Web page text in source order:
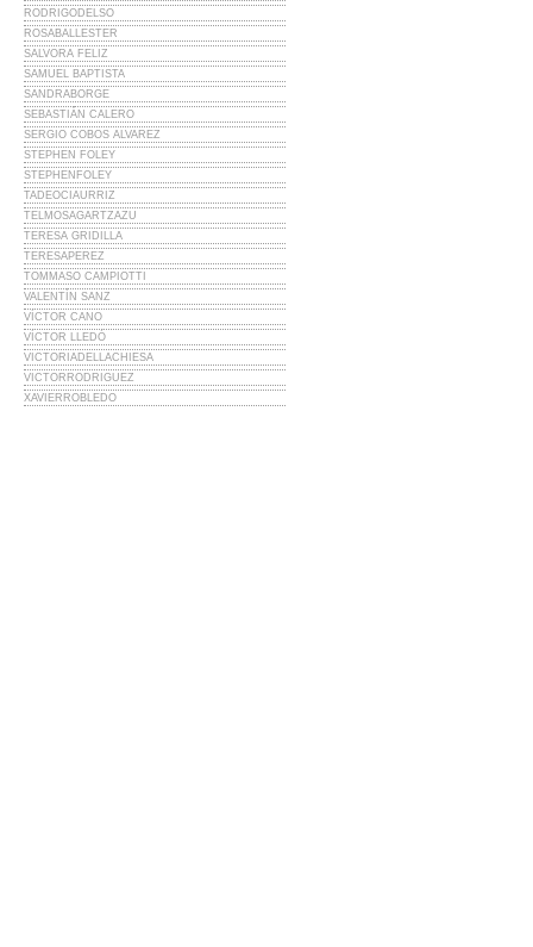
RODRIGODELSO
ROSABALLESTER
SALVORA FELIZ
SAMUEL BAPTISTA
SANDRABORGE
SEBASTIÁN CALERO
SERGIO COBOS ALVAREZ
STEPHEN FOLEY
STEPHENFOLEY
TADEOCIAURRIZ
TELMOSAGARTZAZU
TERESA GRIDILLA
TERESAPEREZ
TOMMASO CAMPIOTTI
VALENTÍN SANZ
VÍCTOR CANO
VÍCTOR LLEDÓ
VICTORIADELLACHIESA
VICTORRODRIGUEZ
XAVIERROBLEDO